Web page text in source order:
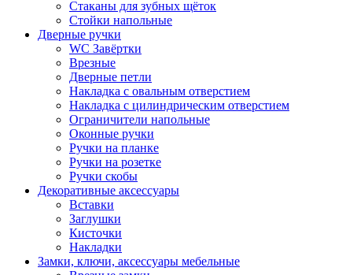
Стаканы для зубных щёток
Стойки напольные
Дверные ручки
WC Завёртки
Врезные
Дверные петли
Накладка с овальным отверстием
Накладка с цилиндрическим отверстием
Ограничители напольные
Оконные ручки
Ручки на планке
Ручки на розетке
Ручки скобы
Декоративные аксессуары
Вставки
Заглушки
Кисточки
Накладки
Замки, ключи, аксессуары мебельные